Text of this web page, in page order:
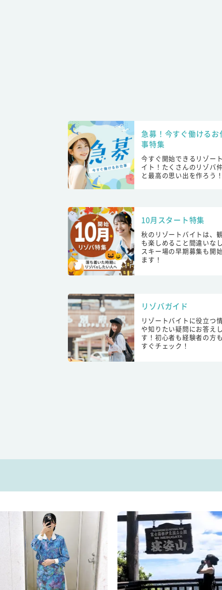
急募！今すぐ働けるお
事特集
今すぐ開始できるリゾー
イト！たくさんのリゾバ
と最高の思い出を作ろう
10月スタート特集
秋のリゾートバイトは、
も楽しめること間違いな
スキー場の早期募集も開
ます！
リゾバガイド
リゾートバイトに役立つ
や知りたい疑問にお答え
す！初心者も経験者の方
すぐチェック！